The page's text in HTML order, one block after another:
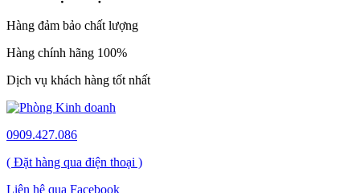
Hàng đảm bảo chất lượng
Hàng chính hãng 100%
Dịch vụ khách hàng tốt nhất
0909.427.086
( Đặt hàng qua điện thoại )
Liên hệ qua Facebook